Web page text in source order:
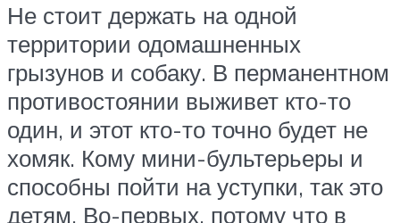
Не стоит держать на одной
территории одомашненных
грызунов и собаку. В перманентном
противостоянии выживет кто-то
один, и этот кто-то точно будет не
хомяк. Кому мини-бультерьеры и
способны пойти на уступки, так это
детям. Во-первых, потому что в